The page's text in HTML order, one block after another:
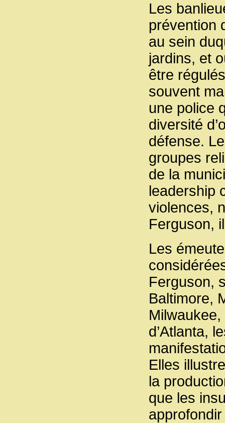
Les
prévention
au sein
jardins, et
être
souvent
une police
diversité
défense.
groupes
de la
leadership
violences,
Ferguson,
Les
Ferguson,
Baltimore,
d’Atlanta,
Elles
la
que les